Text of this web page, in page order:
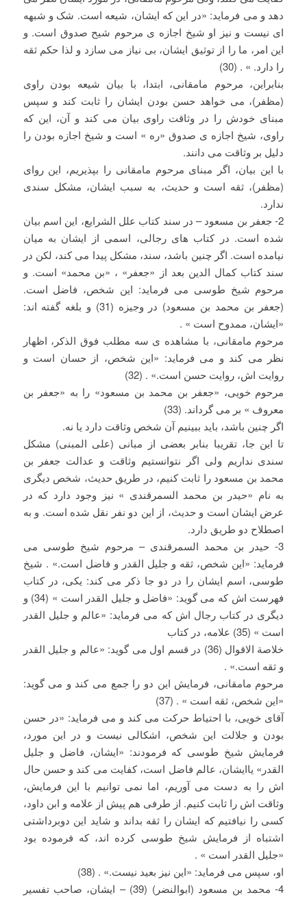
دهد و می فرماید: «در این که ایشان، شیعه است. شک و شبهه
ای نیست و نیز او شیخ اجازه ی مرحوم شیح صدوق است. و
این امر، ما را از توثیق ایشان، بی نیاز می سازد و لذا حکم ثقه
را دارد. » . (30)
بنابراین، مرحوم مامقانی، ابتدا، با بیان شیعه بودن راوی
(مظفر)، می خواهد حسن بودن ایشان را ثابت کند و سپس
مبنای خودش را در وثاقت راوی بیان می کند و آن، این که
راوی، شیخ اجازه ی صدوق «ره » است و شیخ اجازه بودن را
دلیل بر وثاقت می دانند.
با این بیان، اگر مبنای مرحوم مامقانی را بپذیریم، این روای
(مظفر)، ثقه است و حدیث، به سبب ایشان، مشکل سندی
ندارد.
2- جعفر بن مسعود – در سند کتاب علل الشرایع، این اسم بیان
شده است. در کتاب های رجالی، اسمی از ایشان به میان
نیامده است. اگر چنین باشد، سند، مشکل پیدا می کند، لکن در
سند کتاب کمال الدین بعد از «جعفر» ، «بن محمد» است. و
مرحوم شیخ طوسی می فرماید: این شخص، فاضل است.
(جعفر بن محمد بن مسعود) در وجیزه (31) و بلغه گفته اند:
«ایشان، ممدوح است » .
مرحوم مامقانی، با مشاهده ی سه مطلب فوق الذکر، اظهار
نظر می کند و می فرماید: «این شخص، از حسان است و
روایت اش، روایت حسن است.» . (32)
مرحوم خویی، «جعفر بن محمد بن مسعود» را به «جعفر بن
معروف » بر می گرداند. (33)
اگر چنین باشد، باید ببینیم آن شخص وثاقت دارد یا نه.
تا این جا، تقریبا بنابر بعضی از مبانی (علی المبنی) مشکل
سندی نداریم ولی اگر نتوانستیم وثاقت و عدالت جعفر بن
محمد بن مسعود را ثابت کنیم، در طریق حدیث، شخص دیگری
به نام «حیدر بن محمد السمرقندی » نیز وجود دارد که در
عرض ایشان است و حدیث، از این دو نفر نقل شده است. و به
اصطلاح دو طریق دارد.
3- حیدر بن محمد السمرقندی – مرحوم شیخ طوسی می
فرماید: «این شخص، ثقه و جلیل القدر و فاضل است.» . شیخ
طوسی، اسم ایشان را در دو جا ذکر می کند: یکی، در کتاب
فهرست اش که می گوید: «فاضل و جلیل القدر است » (34) و
دیگری در کتاب رجال اش که می فرماید: «عالم و جلیل القدر
است » (35) علامه، در کتاب
خلاصة الاقوال (36) در قسم اول می گوید: «عالم و جلیل القدر
و ثقه است.» .
مرحوم مامقانی، فرمایش این دو را جمع می کند و می گوید:
«این شخص، ثقه است » . (37)
آقای خویی، با احتیاط حرکت می کند و می فرماید: «در حسن
بودن و جلالت این شخص، اشکالی نیست و در این مورد،
فرمایش شیخ طوسی که فرمودند: «ایشان، فاضل و جلیل
القدر» یاایشان، عالم فاضل است، کفایت می کند و حسن حال
اش را به دست می آوریم، اما نمی توانیم با این فرمایش،
وثاقت اش را ثابت کنیم. از طرفی هم پیش از علامه و ابن داود،
کسی را نیافتیم که ایشان را ثقه بداند و شاید این دوبرداشتی
اشتباه از فرمایش شیخ طوسی کرده اند، که فرموده بود
«جلیل القدر است » .
او، سپس می فرماید: «این نیز بعید نیست.» . (38)
4- محمد بن مسعود (ابوالنضر) (39) – ایشان، صاحب تفسیر